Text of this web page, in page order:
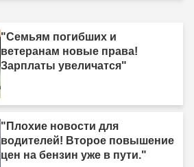
"Семьям погибших и
ветеранам новые права!
Зарплаты увеличатся"
"Плохие новости для
водителей! Второе повышение
цен на бензин уже в пути."